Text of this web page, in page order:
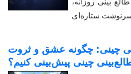
بینی روزانه،
چینی: چگونه عشق و ثروت
چینی پیش‌بینی کنیم؟